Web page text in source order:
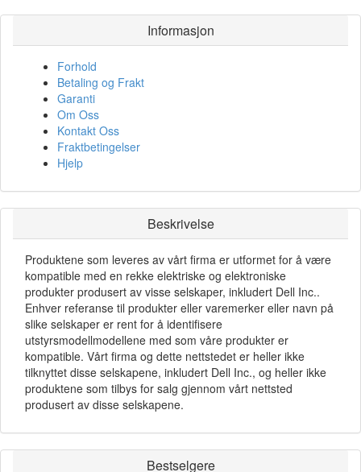
Informasjon
Forhold
Betaling og Frakt
Garanti
Om Oss
Kontakt Oss
Fraktbetingelser
Hjelp
Beskrivelse
Produktene som leveres av vårt firma er utformet for å være
kompatible med en rekke elektriske og elektroniske
produkter produsert av visse selskaper, inkludert Dell Inc..
Enhver referanse til produkter eller varemerker eller navn på
slike selskaper er rent for å identifisere
utstyrsmodellmodellene med som våre produkter er
kompatible. Vårt firma og dette nettstedet er heller ikke
tilknyttet disse selskapene, inkludert Dell Inc., og heller ikke
produktene som tilbys for salg gjennom vårt nettsted
produsert av disse selskapene.
Bestselgere